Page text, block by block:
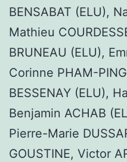
BENSABAT (ELU),
Mathieu
BRUNEAU (ELU),
Corinne PHAM-
BESSENAY (ELU),
Benjamin ACHAB
Pierre-Marie
GOUSTINE, Victor